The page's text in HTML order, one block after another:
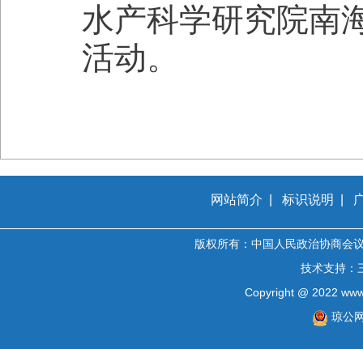
水产科学研究院南
活动。
网站简介 标识说明
版权所有：中国人民政治协商
技术支持：
Copyright @ 2022
琼公